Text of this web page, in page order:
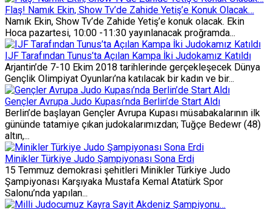
Flaş! Namık Ekin, Show Tv’de Zahide Yetiş’e Konuk Olacak…
Namık Ekin, Show Tv’de Zahide Yetiş’e konuk olacak. Ekin
Hoca pazartesi, 10:00 -11:30 yayınlanacak proğramda...
IJF Tarafından Tunus’ta Açılan Kampa İki Judokamız Katıldı
Arjantin’de 7-10 Ekim 2018 tarihlerinde gerçekleşecek Dünya
Gençlik Olimpiyat Oyunları’na katılacak bir kadın ve bir...
Gençler Avrupa Judo Kupası’nda Berlin’de Start Aldı
Berlin’de başlayan Gençler Avrupa Kupası müsabakalarının ilk
gününde tatamiye çıkan judokalarımızdan; Tuğçe Bedewr (48)
altın,...
Minikler Türkiye Judo Şampiyonası Sona Erdi
15 Temmuz demokrasi şehitleri Minikler Türkiye Judo
Şampiyonası Karşıyaka Mustafa Kemal Atatürk Spor
Salonu’nda yapılan...